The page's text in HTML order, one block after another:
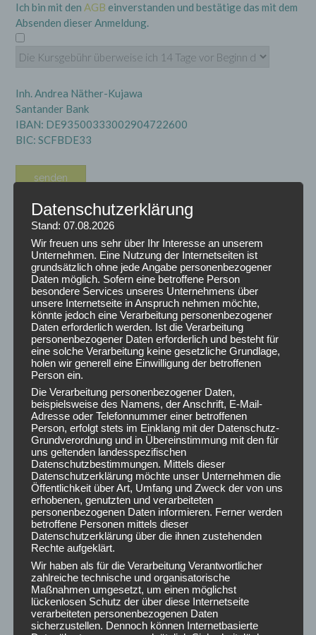
Ich bin mit den AGB einverstanden und bestätige das mit dem
Absenden dieser Anmeldung.
Inh. Andrea Näther-Kujawa
Santander Bank
IBAN: DE93500333002904722600
BIC: SCFBDE33
ARCHIV
August 2026
Juli 2026
Juni 2026
Mai 2026
April 2026
März 2026
Februar 2026
Januar 2026
Dezember 2025
November 2025
Oktober 2025
September 2025
August 2025
Juli 2025
Juni 2025
Mai 2025
April 2025
März 2025
Februar 2025
Datenschutzerklärung
Stand: 07.08.2026
Wir freuen uns sehr über Ihr Interesse an unserem
Unternehmen. Eine Nutzung der Internetseiten ist
grundsätzlich ohne jede Angabe personenbezogener
Daten möglich. Sofern eine betroffene Person
besondere Services unseres Unternehmens über
unsere Internetseite in Anspruch nehmen möchte,
könnte jedoch eine Verarbeitung personenbezogener
Daten erforderlich werden. Ist die Verarbeitung
personenbezogener Daten erforderlich und besteht für
eine solche Verarbeitung keine gesetzliche Grundlage,
holen wir generell eine Einwilligung der betroffenen
Person ein.
Die Verarbeitung personenbezogener Daten,
beispielsweise des Namens, der Anschrift, E-Mail-
Adresse oder Telefonnummer einer betroffenen
Person, erfolgt stets im Einklang mit der Datenschutz-
Grundverordnung und in Übereinstimmung mit den für
uns geltenden landesspezifischen
Datenschutzbestimmungen. Mittels dieser
Datenschutzerklärung möchte unser Unternehmen die
Öffentlichkeit über Art, Umfang und Zweck der von uns
erhobenen, genutzten und verarbeiteten
personenbezogenen Daten informieren. Ferner werden
betroffene Personen mittels dieser
Datenschutzerklärung über die ihnen zustehenden
Rechte aufgeklärt.
Wir haben als für die Verarbeitung Verantwortlicher
zahlreiche technische und organisatorische
Maßnahmen umgesetzt, um einen möglichst
lückenlosen Schutz der über diese Internetseite
verarbeiteten personenbezogenen Daten
sicherzustellen. Dennoch können Internetbasierte